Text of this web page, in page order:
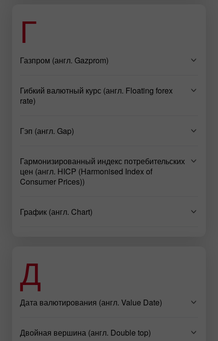
Г
Газпром (англ. Gazprom)
Гибкий валютный курс (англ. Floating forex
rate)
Гэп (англ. Gap)
Гармонизированный индекс потребительских
цен (англ. HICP (Harmonised Index of
Consumer Prices))
График (англ. Chart)
Д
Дата валютирования (англ. Value Date)
Двойная вершина (англ. Double top)